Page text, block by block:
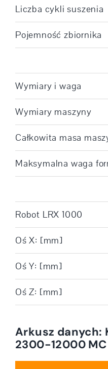
Liczba cykli suszenia
Pojemność zbiornika
Wymiary i waga
Wymiary maszyny
Całkowita masa
Maksymalna waga
Robot LRX 1000
Oś X: [mm]
Oś Y: [mm]
Oś Z: [mm]
Arkusz danych:
2300-12000